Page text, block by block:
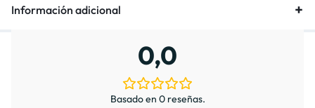
Información adicional
0,0
Basado en 0 reseñas.